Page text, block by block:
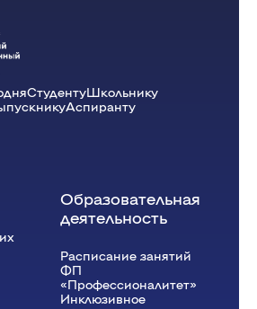
менеджмент
СтудентуШкольнику
Аспиранту
Образовательная
деятельность
Расписание занятий
ФП
«Профессионалитет»
Инклюзивное